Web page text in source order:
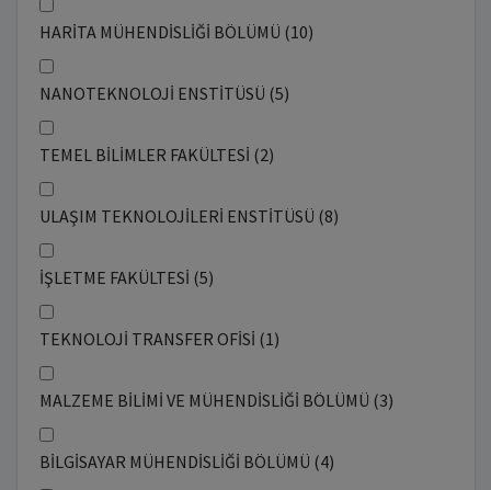
HARİTA MÜHENDİSLİĞİ BÖLÜMÜ (10)
NANOTEKNOLOJİ ENSTİTÜSÜ (5)
TEMEL BİLİMLER FAKÜLTESİ (2)
ULAŞIM TEKNOLOJİLERİ ENSTİTÜSÜ (8)
İŞLETME FAKÜLTESİ (5)
TEKNOLOJİ TRANSFER OFİSİ (1)
MALZEME BİLİMİ VE MÜHENDİSLİĞİ BÖLÜMÜ (3)
BİLGİSAYAR MÜHENDİSLİĞİ BÖLÜMÜ (4)